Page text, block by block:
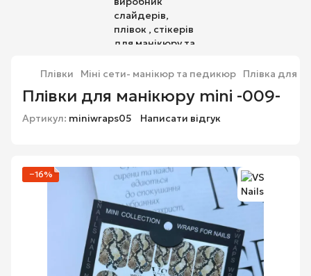
Плівки Міні сети- манікюр та педикюр Плівка для
Плівки для манікюру mini -009-
Артикул: miniwraps05 Написати відгук
−16%